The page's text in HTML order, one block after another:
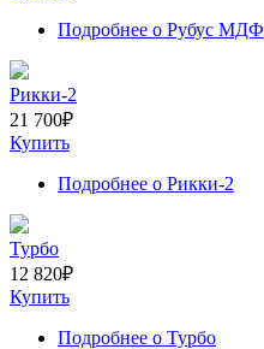
Подробнее о Рубус МДФ
Рикки-2
21 700₽
Купить
Подробнее о Рикки-2
Турбо
12 820₽
Купить
Подробнее о Турбо